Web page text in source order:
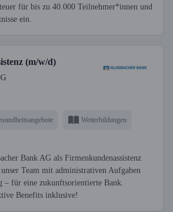
für bis zu 40.000 Teilnehmer*innen und
ein.
(m/w/d)
Weiterbildungen
Bank AG als Firmenkundenassistenz
Team mit administrativen Aufgaben
– für eine zukunftsorientierte Bank.
Benefits inklusive!